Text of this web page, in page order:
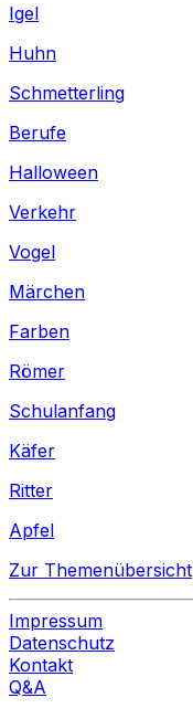
Igel
Huhn
Schmetterling
Berufe
Halloween
Verkehr
Vogel
Märchen
Farben
Römer
Schulanfang
Käfer
Ritter
Apfel
Zur Themenübersicht
Impressum
Datenschutz
Kontakt
Q&A